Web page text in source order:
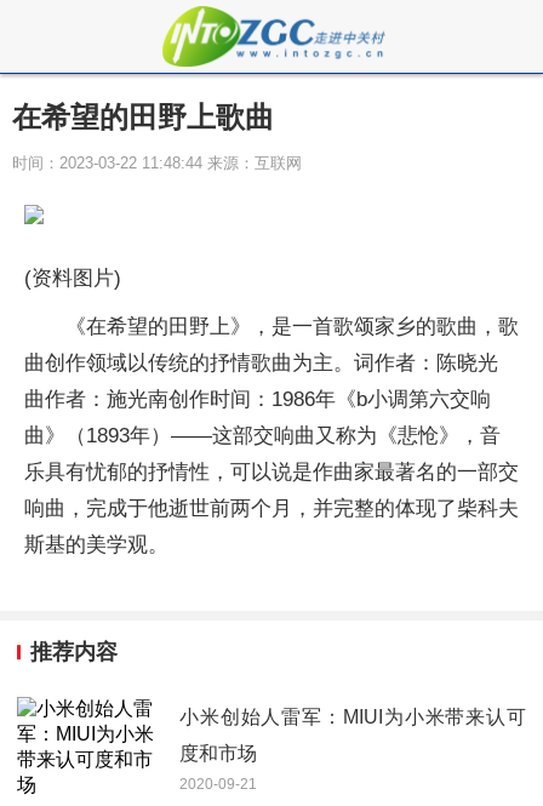
在希望的田野上歌曲
时间：2023-03-22 11:48:44 来源：互联网
(资料图片)
《在希望的田野上》，是一首歌颂家乡的歌曲，歌
曲创作领域以传统的抒情歌曲为主。词作者：陈晓光
曲作者：施光南创作时间：1986年《b小调第六交响
曲》（1893年）——这部交响曲又称为《悲怆》，音
乐具有忧郁的抒情性，可以说是作曲家最著名的一部交
响曲，完成于他逝世前两个月，并完整的体现了柴科夫
斯基的美学观。
推荐内容
小米创始人雷军：MIUI为小米带来认可
度和市场
2020-09-21